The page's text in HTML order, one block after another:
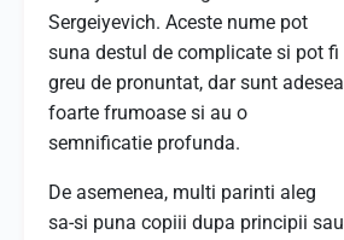
Sergeiyevich. Aceste nume pot
suna destul de complicate si pot fi
greu de pronuntat, dar sunt adesea
foarte frumoase si au o
semnificatie profunda.
De asemenea, multi parinti aleg
sa-si puna copiii dupa principii sau